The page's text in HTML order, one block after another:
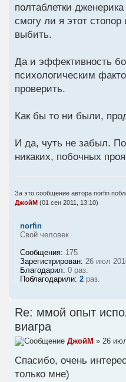
полтаблетки
смогу ли я этот
выбить.
Да и эффективность
психологическим
проверить.
Как бы то ни были,
И да, чуть не забыл.
никаких, побочных
За это сообщение автора norfin
ДжойМ (01 сен 2011, 13:10)
norfin
Свой человек
Сообщения: 175
Зарегистрирован: 26 июл
Благодарил: 0 раз.
Поблагодарили: 2 раз.
Re: ммой опыт
виагра
ДжойМ » 26
Спасибо, очень
только мне)